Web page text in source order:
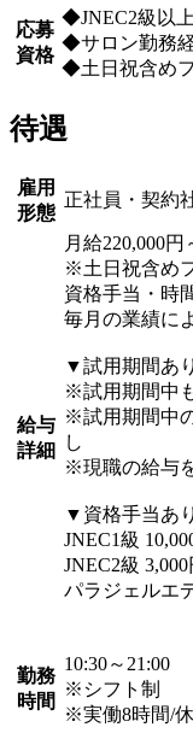
応募
資格
◆JNEC2級以
◆サロン勤務
◆土日祝含め
待遇
雇用
形態
正社員・契約
給与
詳細
月給220,000円
※土日祝含め
資格手当・時
毎月の業績に
▼試用期間あ
※試用期間中
※試用期間中
し
※現職の給与
▼資格手当あり
JNEC1級
JNEC2級 3,000
パラジェルエ
勤務
時間
10:30～21:00
※シフト制
※実働8時間/